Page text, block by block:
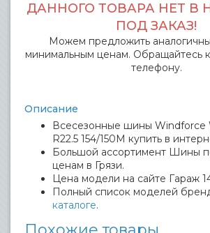
ДАННОГО ТОВАРА НЕТ В
ПОД ЗАКАЗ!
Можем предложить
минимальным ценам. Обращайтесь
телефону.
Описание
Всесезонные шины Windforce
R22.5 154/150M купить в
Большой ассортимент Шины
ценам в Грязи.
Цена модели на сайте Гараж
Полный список моделей
каталоге.